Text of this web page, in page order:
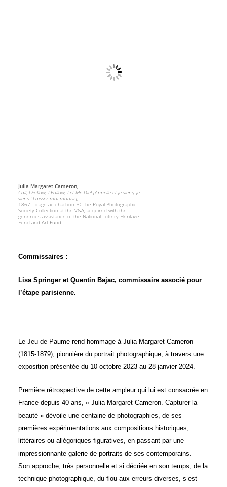
Julia Margaret Cameron,
Call, I Follow, I Follow, Let Me Die! [Appelle et je viens, je
viens ! Laissez-moi mourir],
1867. Tirage au charbon. © The Royal Photographic
Society Collection at the V&A, acquired with the
generous assistance of the National Lottery Heritage
Fund and Art Fund.
Commissaires :
Lisa Springer et Quentin Bajac, commissaire associé pour
l’étape parisienne.
Le Jeu de Paume rend hommage à Julia Margaret Cameron
(1815-1879), pionnière du portrait photographique, à travers une
exposition présentée du 10 octobre 2023 au 28 janvier 2024.
Première rétrospective de cette ampleur qui lui est consacrée en
France depuis 40 ans, « Julia Margaret Cameron. Capturer la
beauté » dévoile une centaine de photographies, de ses
premières expérimentations aux compositions historiques,
littéraires ou allégoriques figuratives, en passant par une
impressionnante galerie de portraits de ses contemporains.
Son approche, très personnelle et si décriée en son temps, de la
technique photographique, du flou aux erreurs diverses, s’est